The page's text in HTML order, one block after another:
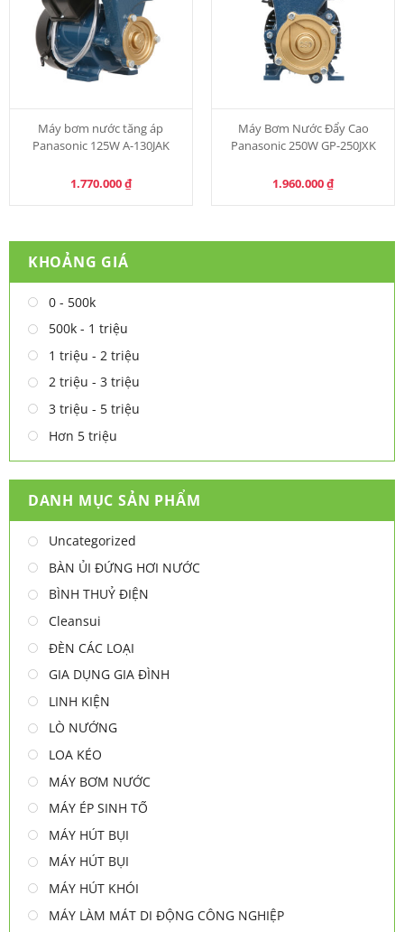
Máy bơm nước tăng áp
Panasonic 125W A-130JAK
1.770.000₫
Máy Bơm Nước Đẩy Cao
Panasonic 250W GP-250JXK
1.960.000₫
KHOẢNG GIÁ
0 - 500k
500k - 1 triệu
1 triệu - 2 triệu
2 triệu - 3 triệu
3 triệu - 5 triệu
Hơn 5 triệu
DANH MỤC SẢN PHẨM
Uncategorized
BÀN ỦI ĐỨNG HƠI NƯỚC
BÌNH THUỶ ĐIỆN
Cleansui
ĐÈN CÁC LOẠI
GIA DỤNG GIA ĐÌNH
LINH KIỆN
LÒ NƯỚNG
LOA KÉO
MÁY BƠM NƯỚC
MÁY ÉP SINH TỐ
MÁY HÚT BỤI
MÁY HÚT BỤI
MÁY HÚT KHÓI
MÁY LÀM MÁT DI ĐỘNG CÔNG NGHIỆP